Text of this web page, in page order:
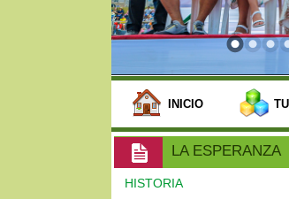
INICIO
LA ESPERANZA
HISTORIA